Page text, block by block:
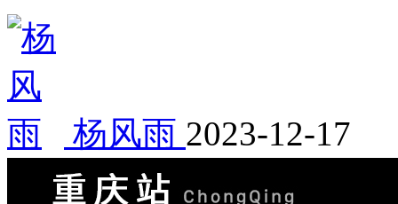
杨风雨 2023-12-17